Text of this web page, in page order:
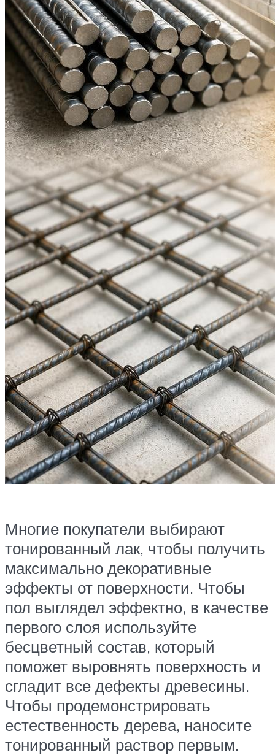
Многие покупатели выбирают
тонированный лак, чтобы получить
максимально декоративные
эффекты от поверхности. Чтобы
пол выглядел эффектно, в качестве
первого слоя используйте
бесцветный состав, который
поможет выровнять поверхность и
сгладит все дефекты древесины.
Чтобы продемонстрировать
естественность дерева, наносите
тонированный раствор первым.